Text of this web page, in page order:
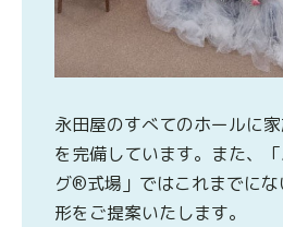
永田屋のすべてのホールに
を完備しています。また、
グ®式場」ではこれまでに
形をご提案いたします。